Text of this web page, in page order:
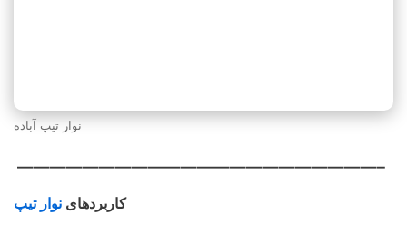
نوار تیپ آباده
——————————————————————–
کاربردهای نوار تیپ